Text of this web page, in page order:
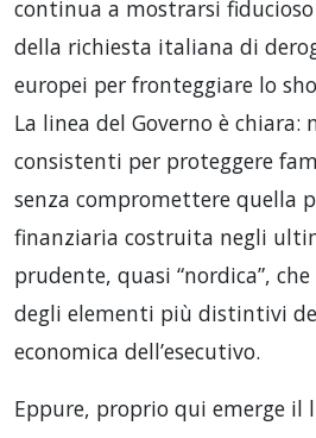
continua a mostrarsi fiducioso
della richiesta italiana di
europei per fronteggiare lo
La linea del Governo è chiara:
consistenti per proteggere
senza compromettere quella
finanziaria costruita negli
prudente, quasi “nordica”,
degli elementi più distintivi
economica dell’esecutivo.
Eppure, proprio qui emerge